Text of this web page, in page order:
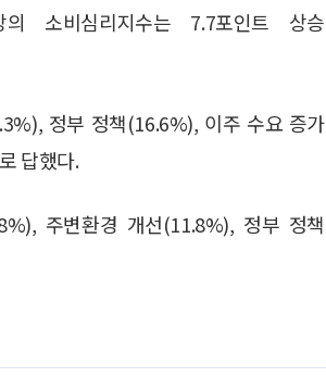
소비심리지수는 7.7포인트 상승
정부 정책(16.6%), 이주 수요 증가
답했다.
주변환경 개선(11.8%), 정부 정책